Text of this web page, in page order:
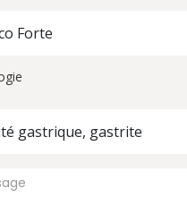
Forte
gastrique, gastrite